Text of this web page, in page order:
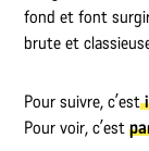
fond et font
brute et
Pour suivre, c’est
Pour voir, c’est